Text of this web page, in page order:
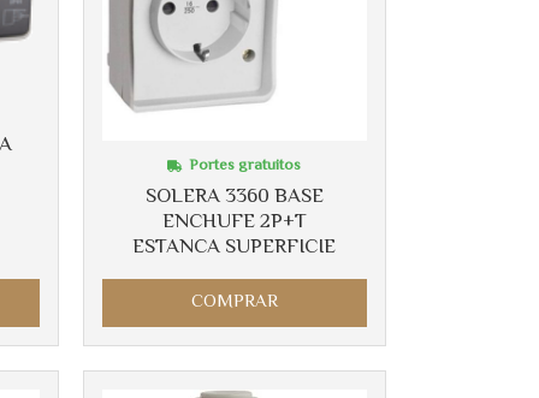
SOLERA 3360 BASE
ENCHUFE 2P+T
ESTANCA SUPERFICIE
Portes gratuitos
COMPRAR